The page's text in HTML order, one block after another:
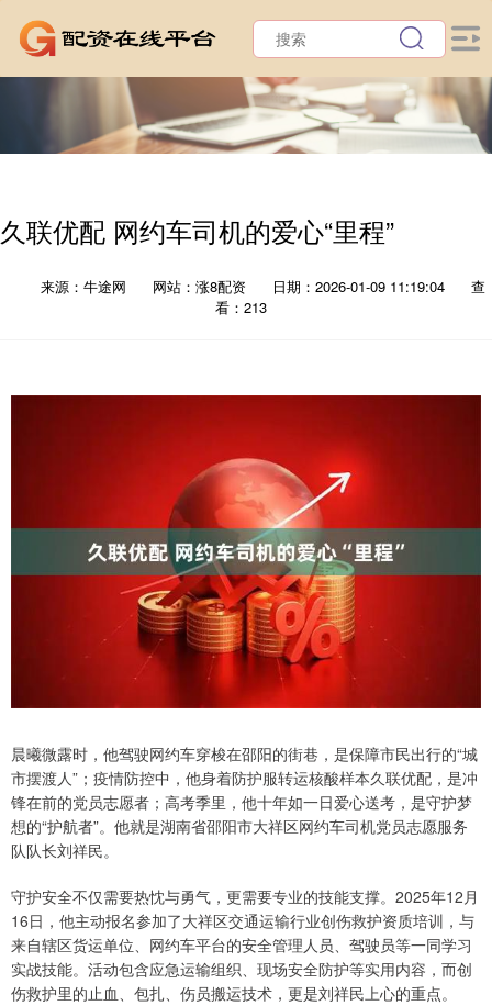
久联优配 网约车司机的爱心“里程”
来源：牛途网 网站：涨8配资 日期：2026-01-09 11:19:04
查
看：213
晨曦微露时，他驾驶网约车穿梭在邵阳的街巷，是保障市民出行的“城
市摆渡人”；疫情防控中，他身着防护服转运核酸样本久联优配，是冲
锋在前的党员志愿者；高考季里，他十年如一日爱心送考，是守护梦
想的“护航者”。他就是湖南省邵阳市大祥区网约车司机党员志愿服务
队队长刘祥民。
守护安全不仅需要热忱与勇气，更需要专业的技能支撑。2025年12月
16日，他主动报名参加了大祥区交通运输行业创伤救护资质培训，与
来自辖区货运单位、网约车平台的安全管理人员、驾驶员等一同学习
实战技能。活动包含应急运输组织、现场安全防护等实用内容，而创
伤救护里的止血、包扎、伤员搬运技术，更是刘祥民上心的重点。